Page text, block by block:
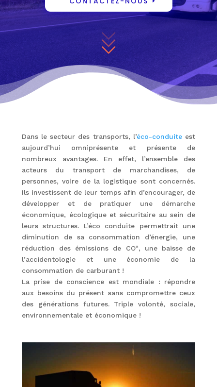
Dans le secteur des transports, l’éco-conduiteest
aujourd’hui omniprésente et présente de
nombreux avantages. En effet, l’ensemble des
acteurs du transport de marchandises, de
personnes, voire de la logistique sont concernés.
Ils investissent de leur temps afin d’encourager, de
développer et de pratiquer une démarche
économique, écologique et sécuritaire au sein de
leurs structures. L’éco conduite permettrait une
diminution de sa consommation d’énergie, une
réduction des émissions de CO², une baisse de
l’accidentologie et une économie de la
consommation de carburant !
La prise de conscience est mondiale : répondre
aux besoins du présent sans compromettre ceux
des générations futures. Triple volonté, sociale,
environnementale et économique !